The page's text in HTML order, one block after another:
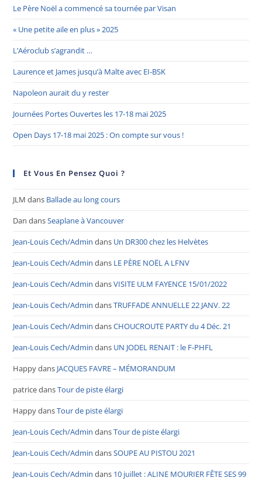
Le Père Noël a commencé sa tournée par Visan
« Une petite aile en plus » 2025
L’Aéroclub s’agrandit …
Laurence et James jusqu’à Malte avec EI-BSK
Napoleon aurait du y rester
Journées Portes Ouvertes les 17-18 mai 2025
Open Days 17-18 mai 2025 : On compte sur vous !
Et Vous En Pensez Quoi ?
JLM dans Ballade au long cours
Dan dansSeaplane à Vancouver
Jean-Louis Cech/Admin dans Un DR300 chez les Helvètes
Jean-Louis Cech/Admin dans LE PÈRE NOËL A LFNV
Jean-Louis Cech/Admin dansVISITE ULM FAYENCE 15/01/2022
Jean-Louis Cech/Admin dansTRUFFADE ANNUELLE 22 JANV. 22
Jean-Louis Cech/Admin dansCHOUCROUTE PARTY du 4 Déc. 21
Jean-Louis Cech/Admin dans UN JODEL RENAIT : le F-PHFL
Happydans JACQUES FAVRE – MÉMORANDUM
patricedansTour de piste élargi
HappydansTour de piste élargi
Jean-Louis Cech/Admin dansTour de piste élargi
Jean-Louis Cech/Admin dansSOUPE AU PISTOU 2021
Jean-Louis Cech/Admin dans 10 juillet : ALINE MOURIER FÊTE SES 99